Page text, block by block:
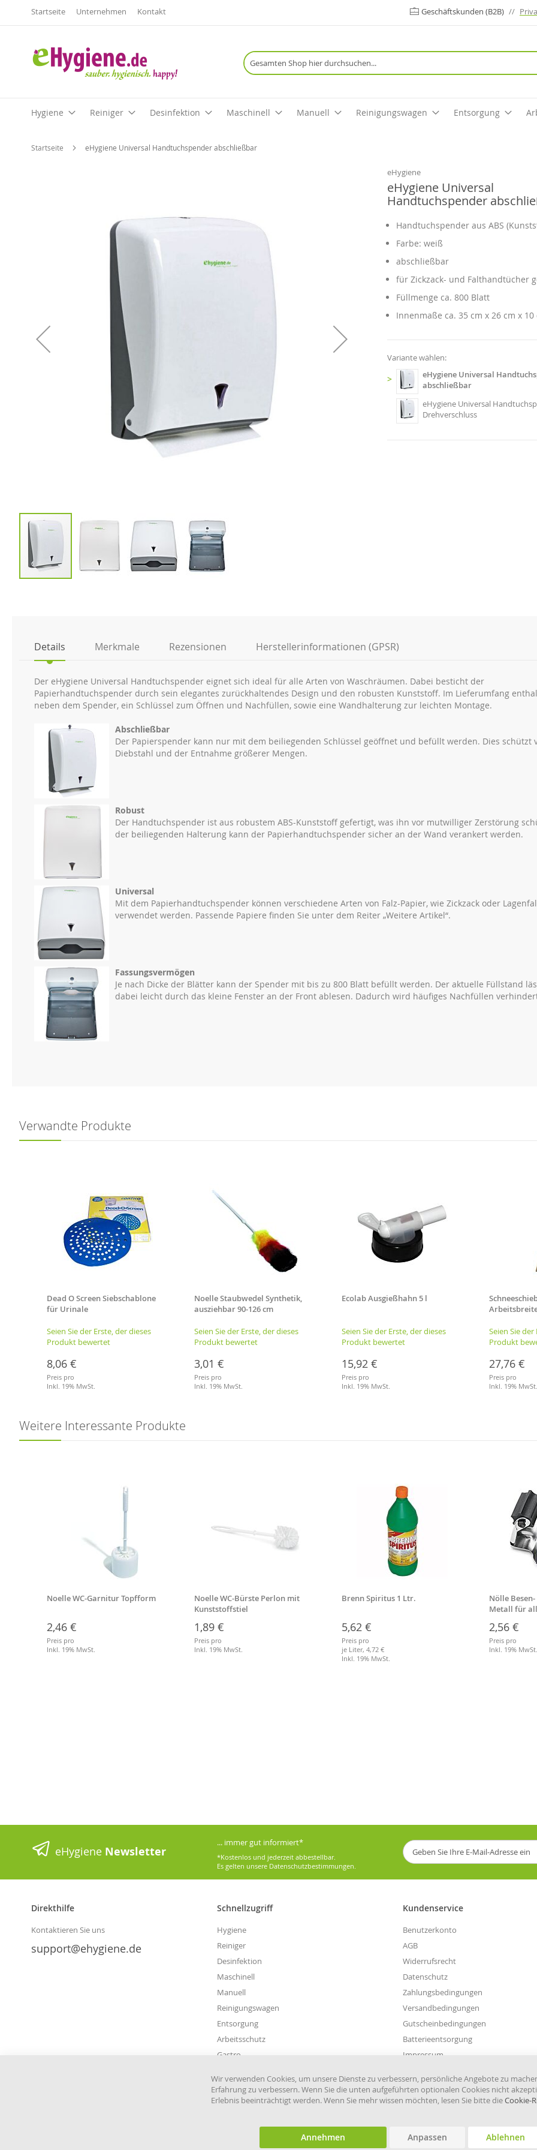
Startseite Unternehmen Kontakt Geschäftskunden (B2B) //
Suche
Hygiene Reiniger Desinfektion Maschinell Manuell Reinigungswagen Entsorgung
Startseite eHygiene Universal Handtuchspender abschließbar
eHygiene
eHygiene Universal
Handtuchspender
Handtuchspender aus ABS
Farbe: weiß
abschließbar
für Zickzack- und Falthandtücher
Füllmenge ca. 800 Blatt
Innenmaße ca. 35 cm x 26 cm x 10
Variante wählen:
>
eHygiene Universal
abschließbar
eHygiene Universal
Drehverschluss
Details
Der eHygiene Universal Handtuchspender eignet sich ideal für alle Arten von Waschräumen. Dabei besticht der
Papierhandtuchspender durch sein elegantes zurückhaltendes Design und den robusten Kunststoff. Im Lieferumfang
neben dem Spender, ein Schlüssel zum Öffnen und Nachfüllen, sowie eine Wandhalterung zur leichten Montage.
Abschließbar
Der Papierspender kann nur mit dem beiliegenden Schlüssel geöffnet und befüllt werden. Dies schützt
Diebstahl und der Entnahme größerer Mengen.
Robust
Der Handtuchspender ist aus robustem ABS-Kunststoff gefertigt, was ihn vor mutwilliger Zerstörung
der beiliegenden Halterung kann der Papierhandtuchspender sicher an der Wand verankert werden.
Universal
Mit dem Papierhandtuchspender können verschiedene Arten von Falz-Papier, wie Zickzack oder
verwendet werden. Passende Papiere finden Sie unter dem Reiter „Weitere Artikel“.
Fassungsvermögen
Je nach Dicke der Blätter kann der Spender mit bis zu 800 Blatt befüllt werden. Der aktuelle Füllstand
dabei leicht durch das kleine Fenster an der Front ablesen. Dadurch wird häufiges Nachfüllen
Merkmale Rezensionen Herstellerinformationen (GPSR)
Verwandte Produkte
Dead O Screen Siebschablone
für Urinale
Seien Sie der Erste, der dieses
Produkt bewertet
8,06 €
Preis pro
Inkl. 19% MwSt.
Noelle Staubwedel Synthetik,
ausziehbar 90-126 cm
Seien Sie der Erste, der dieses
Produkt bewertet
3,01 €
Preis pro
Inkl. 19% MwSt.
Ecolab Ausgießhahn 5 l
Seien Sie der Erste, der dieses
Produkt bewertet
15,92 €
Preis pro
Inkl. 19% MwSt.
Seien Sie
Produkt
27,76 €
Preis pro
Inkl. 19% MwSt.
Weitere Interessante Produkte
Noelle WC-Garnitur Topfform
2,46 €
Preis pro
Inkl. 19% MwSt.
Noelle WC-Bürste Perlon mit
Kunststoffstiel
1,89 €
Preis pro
Inkl. 19% MwSt.
Brenn Spiritus 1 Ltr.
5,62 €
Preis pro
je Liter, 4,72 €
Inkl. 19% MwSt.
Nölle
Metall für
2,56 €
Preis pro
Inkl. 19% MwSt.
eHygiene Newsletter
... immer gut informiert*
*Kostenlos und jederzeit abbestellbar.
Es gelten unsere Datenschutzbestimmungen.
Melden
Sie
sich
für
an:
Direkthilfe
Kontaktieren Sie uns
support@ehygiene.de
Schnellzugriff
Hygiene
Reiniger
Desinfektion
Maschinell
Manuell
Reinigungswagen
Entsorgung
Arbeitsschutz
Gastro
Kundenservice
Benutzerkonto
AGB
Widerrufsrecht
Datenschutz
Zahlungsbedingungen
Versandbedingungen
Gutscheinbedingungen
Batterieentsorgung
Impressum
Widerruf einreichen
Wir verwenden Cookies, um unsere Dienste zu verbessern, persönliche Angebote zu
Erfahrung zu verbessern. Wenn Sie die unten aufgeführten optionalen Cookies nicht
Erlebnis beeinträchtigt werden. Wenn Sie mehr wissen möchten, lesen Sie bitte dieCookie-
Annehmen Anpassen Ablehnen